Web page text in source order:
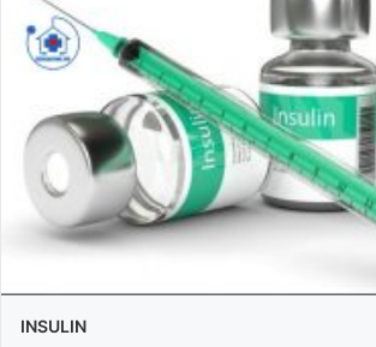
INSULIN